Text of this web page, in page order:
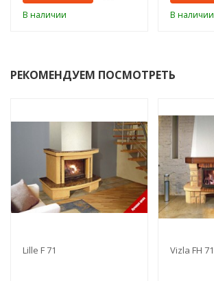
В наличии В наличии
РЕКОМЕНДУЕМ ПОСМОТРЕТЬ
Lille F 71 Vizla FH 71